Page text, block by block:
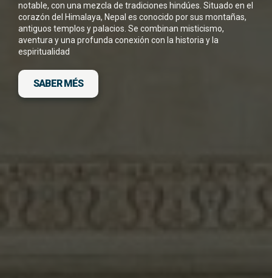
notable, con una mezcla de tradiciones hindúes. Situado en el
corazón del Himalaya, Nepal es conocido por sus montañas,
antiguos templos y palacios. Se combinan misticismo,
aventura y una profunda conexión con la historia y la
espiritualidad
SABER MÉS
He llegit i accepto laPolítica de Privacitat*